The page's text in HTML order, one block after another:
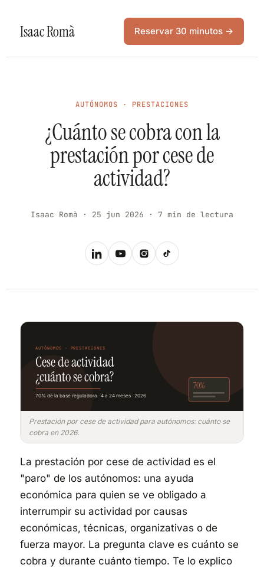
Isaac Romà Reservar 30 minutos →
AUTÓNOMOS · PRESTACIONES
¿Cuánto se cobra con la
prestación por cese de
actividad?
Isaac Romà · 25 jun 2026 · 7 min de lectura
AUTÓNOMOS · PRESTACIONES
Cese de actividad
¿cuánto se cobra?
70% de la base reguladora · 4 a 24 meses · 2026
70%
Prestación por cese de actividad para autónomos: cuánto se
cobra en 2026.
La prestación por cese de actividad es el
"paro" de los autónomos: una ayuda
económica para quien se ve obligado a
interrumpir su actividad por causas
económicas, técnicas, organizativas o de
fuerza mayor. La pregunta clave es cuánto se
cobra y durante cuánto tiempo. Te lo explico